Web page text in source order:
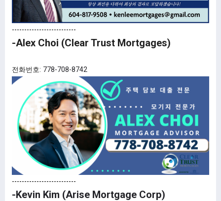
--------------------------
-Alex Choi (Clear Trust Mortgages)
전화번호: 778-708-8742
--------------------------
-Kevin Kim (Arise Mortgage Corp)